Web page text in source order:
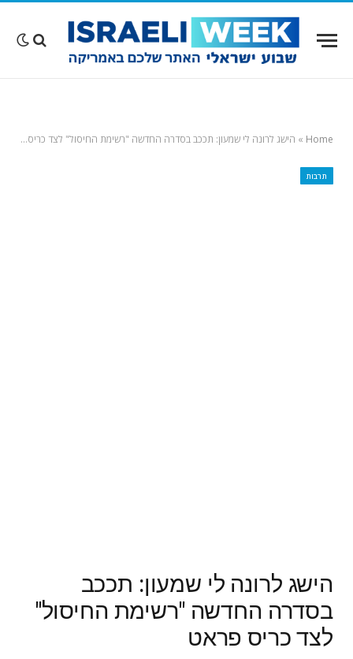
Home
» הישג לרונה לי שמעון: תככב בסדרה החדשה "רשימת החיסול" לצד כריס פראט
תרבות
הישג לרונה לי שמעון: תככב
בסדרה החדשה "רשימת החיסול"
לצד כריס פראט